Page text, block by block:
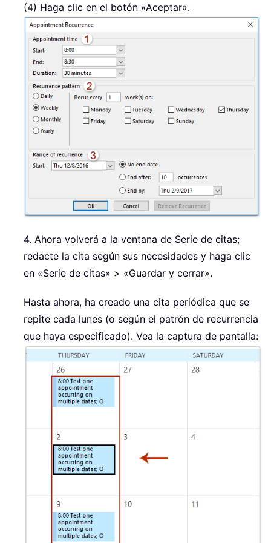
(4) Haga clic en el botón «Aceptar».
4. Ahora volverá a la ventana de Serie de citas;
redacte la cita según sus necesidades y haga clic
en «Serie de citas» > «Guardar y cerrar».
Hasta ahora, ha creado una cita periódica que se
repite cada lunes (o según el patrón de recurrencia
que haya especificado). Vea la captura de pantalla: